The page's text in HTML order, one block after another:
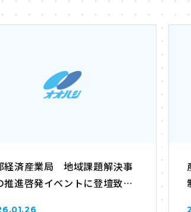
経済産業局 地域課題解決事
推進啓発イベントに登壇致し